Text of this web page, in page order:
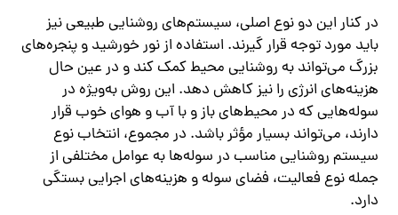
در کنار این دو نوع اصلی، سیستم‌های روشنایی طبیعی نیز
باید مورد توجه قرار گیرند. استفاده از نور خورشید و پنجره‌های
بزرگ می‌تواند به روشنایی محیط کمک کند و در عین حال
هزینه‌های انرژی را نیز کاهش دهد. این روش به‌ویژه در
سوله‌هایی که در محیط‌های باز و با آب و هوای خوب قرار
دارند، می‌تواند بسیار مؤثر باشد. در مجموع، انتخاب نوع
سیستم روشنایی مناسب در سوله‌ها به عوامل مختلفی از
جمله نوع فعالیت، فضای سوله و هزینه‌های اجرایی بستگی
دارد.